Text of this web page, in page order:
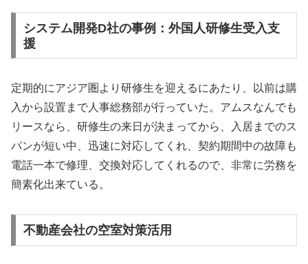
システム開発D社の事例：外国人研修生受入支
援
定期的にアジア圏より研修生を迎えるにあたり、以前は購
入から設置まで人事総務部が行っていた。アムスなんでも
リースなら、研修生の来日が決まってから、入居までのス
パンが短い中、迅速に対応してくれ、契約期間中の故障も
電話一本で修理、交換対応してくれるので、非常に労務を
簡素化出来ている。
不動産会社の空室対策活用